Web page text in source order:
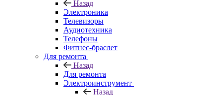
Назад
Электроника
Телевизоры
Аудиотехника
Телефоны
Фитнес-браслет
Для ремонта
Назад
Для ремонта
Электроинструмент
Назад